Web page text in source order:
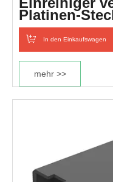
Platinen-
mm
In den Einkaufswagen
mehr >>